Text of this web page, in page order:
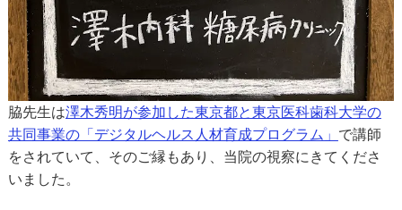
脇先生は澤木秀明が参加した東京都と東京医科歯科大学の
共同事業の「デジタルヘルス人材育成プログラム」 で講師
をされていて、そのご縁もあり、当院の視察にきてくださ
いました。